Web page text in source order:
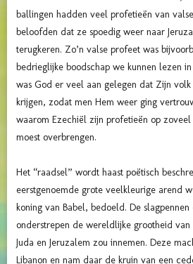
ballingen hadden veel profetieën van
beloofden dat ze spoedig weer naar
terugkeren. Zo’n valse profeet was
bedrieglijke boodschap we kunnen lezen in
was God er veel aan gelegen dat Zijn
krijgen, zodat men Hem weer ging
waarom Ezechiël zijn profetieën op
moest overbrengen.
Het “raadsel” wordt haast poëtisch
eerstgenoemde grote veelkleurige arend
koning van Babel, bedoeld. De
onderstrepen de wereldlijke grootheid
Juda en Jeruzalem zou innemen. Deze
Libanon en nam daar de kruin van een